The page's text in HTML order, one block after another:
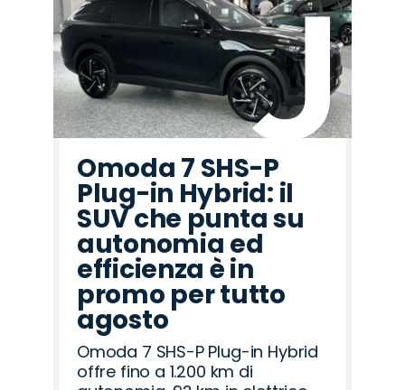
Omoda 7 SHS-P
Plug-in Hybrid: il
SUV che punta su
autonomia ed
efficienza è in
promo per tutto
agosto
Omoda 7 SHS-P Plug-in Hybrid
offre fino a 1.200 km di